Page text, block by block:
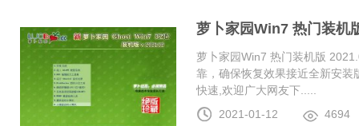
萝卜家园Win7 热门装机
萝卜家园Win7 热门装机版
靠，确保恢复效果接近全新安
快速,欢迎广大网友下.....
2021-01-12
4694